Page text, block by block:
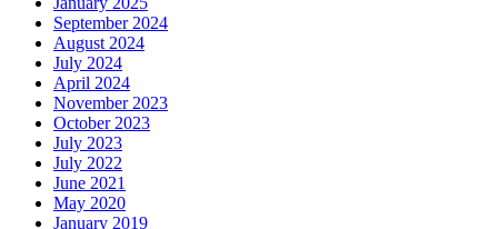
September 2024
August 2024
July 2024
April 2024
November 2023
October 2023
July 2023
July 2022
June 2021
May 2020
January 2019